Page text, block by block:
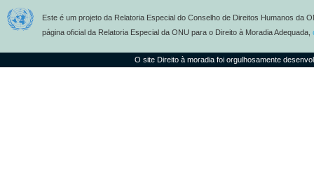
Este é um projeto da Relatoria Especial do Conselho de Direitos Humanos da
página oficial da Relatoria Especial da ONU para o Direito à Moradia Adequada,
O site Direito à moradia foi orgulhosamente